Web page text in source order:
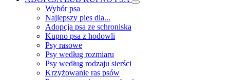
Wybór psa
Najlepszy pies dla...
Adopcja psa ze schroniska
Kupno psa z hodowli
Psy rasowe
Psy według rozmiaru
Psy według rodzaju sierści
Krzyżowanie ras psów